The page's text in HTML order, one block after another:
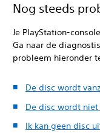
Nog steeds
Je PlayStation-
Ga naar de
probleem hieronder
De disc wordt
De disc wordt
Ik kan geen disc